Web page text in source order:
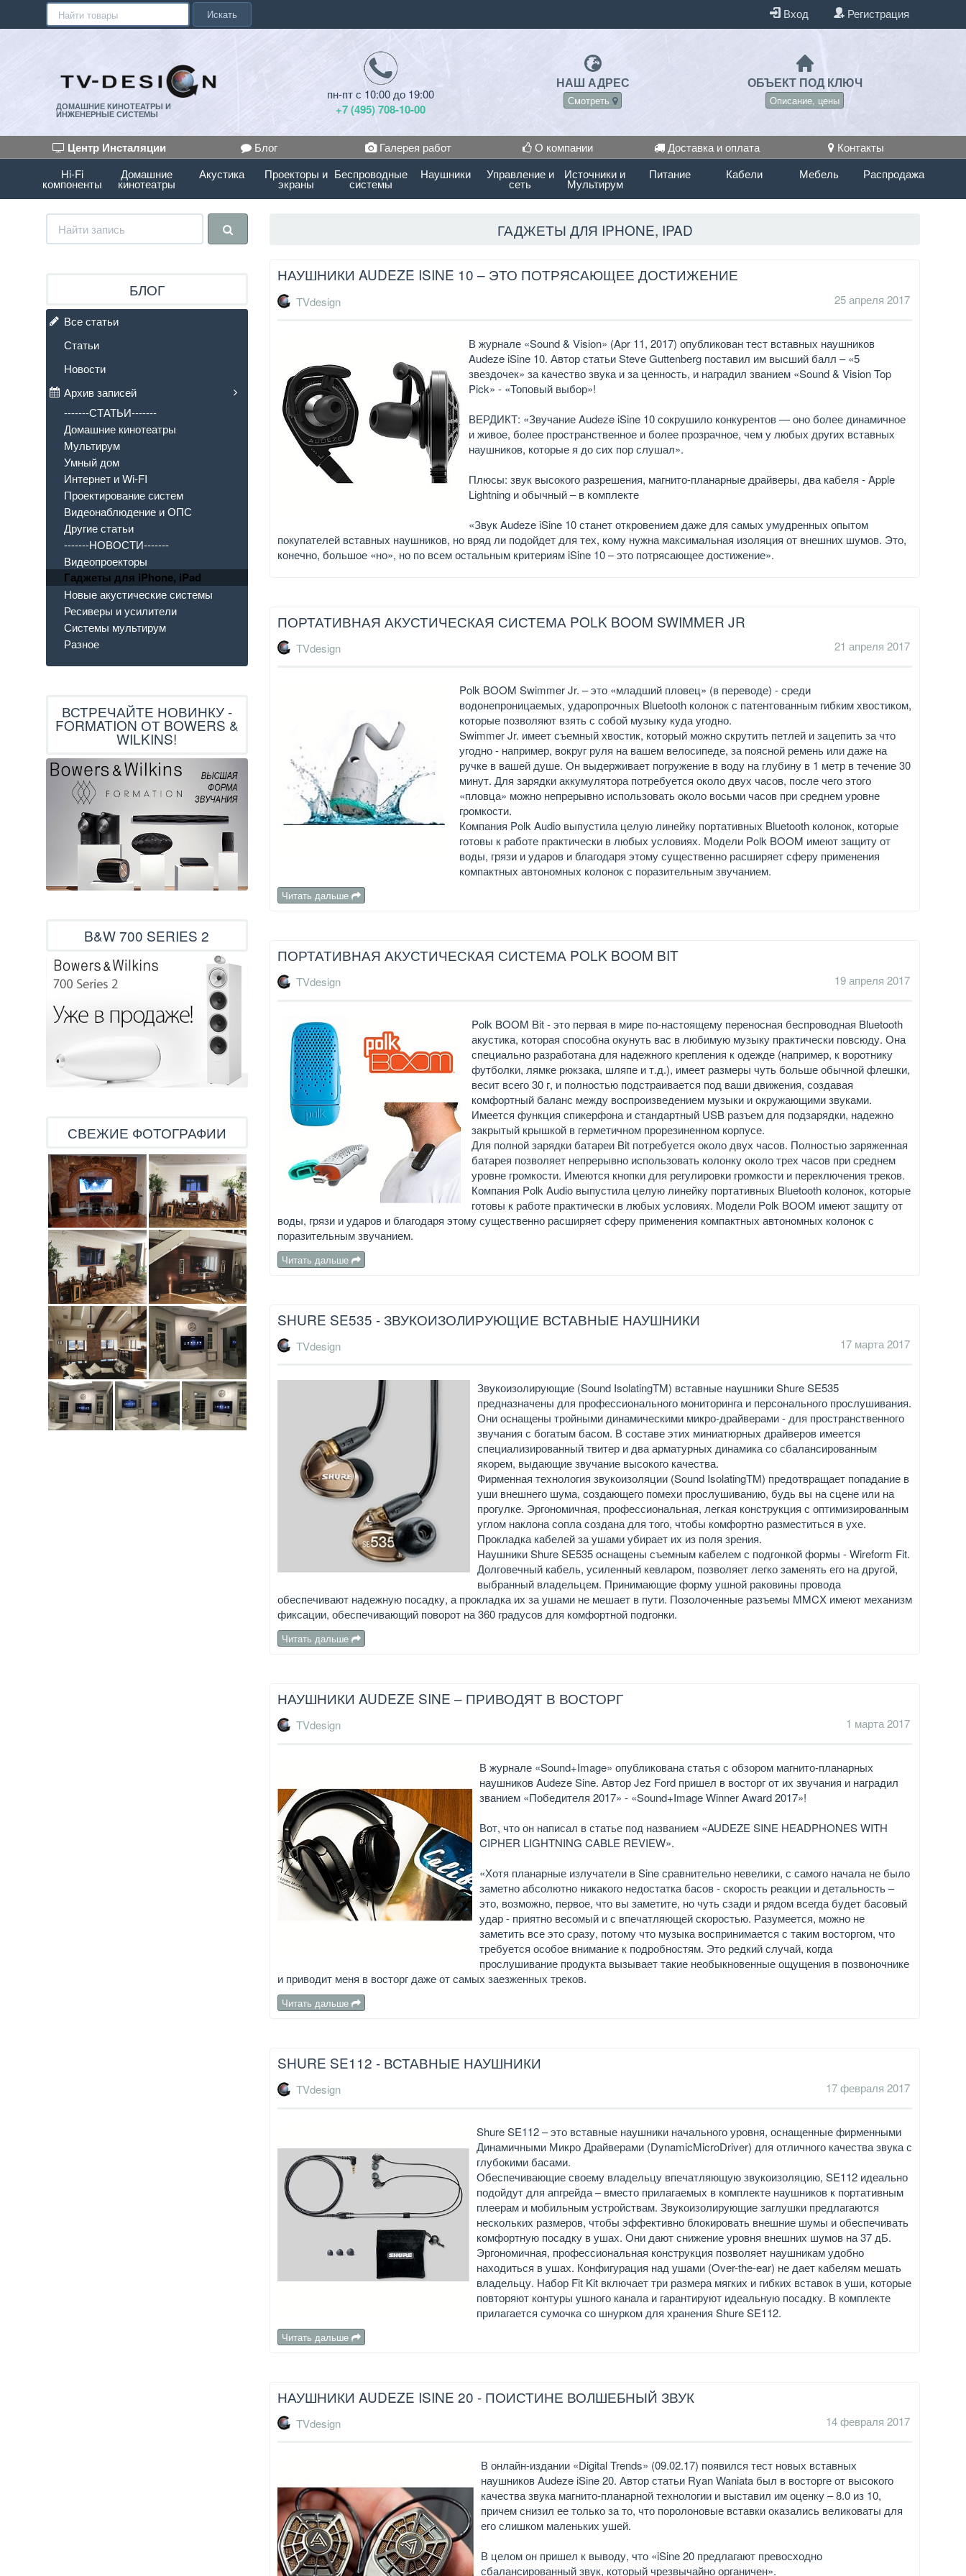
Искать Вход Регистрация
ДОМАШНИЕ КИНОТЕАТРЫ И
ИНЖЕНЕРНЫЕ СИСТЕМЫ
пн-пт с 10:00 до 19:00
+7 (495) 708-10-00
НАШ АДРЕС
Смотреть
ОБЪЕКТ ПОД КЛЮЧ
Описание, цены
Центр Инсталяции Блог Галерея работ О компании Доставка и оплата
Контакты
Hi-Fi
компоненты
Домашние
кинотеатры
Акустика Проекторы и
экраны
Беспроводные
системы
Наушники Управление и
сеть
Источники и
Мультирум
Питание Кабели Мебель Распродажа
ГАДЖЕТЫ ДЛЯ IPHONE, IPAD
НАУШНИКИ AUDEZE ISINE 10 – ЭТО ПОТРЯСАЮЩЕЕ ДОСТИЖЕНИЕ
TVdesign 25 апреля 2017
В журнале «Sound & Vision» (Apr 11, 2017) опубликован тест вставных наушников
Audeze iSine 10. Автор статьи Steve Guttenberg поставил им высший балл – «5
звездочек» за качество звука и за ценность, и наградил званием «Sound & Vision Top
Pick» - «Топовый выбор»!
ВЕРДИКТ: «Звучание Audeze iSine 10 сокрушило конкурентов — оно более динамичное
и живое, более пространственное и более прозрачное, чем у любых других вставных
наушников, которые я до сих пор слушал».
Плюсы: звук высокого разрешения, магнито-планарные драйверы, два кабеля - Apple
Lightning и обычный – в комплекте
«Звук Audeze iSine 10 станет откровением даже для самых умудренных опытом
покупателей вставных наушников, но вряд ли подойдет для тех, кому нужна максимальная изоляция от внешних шумов. Это,
конечно, большое «но», но по всем остальным критериям iSine 10 – это потрясающее достижение».
ПОРТАТИВНАЯ АКУСТИЧЕСКАЯ СИСТЕМА POLK BOOM SWIMMER JR
TVdesign 21 апреля 2017
Polk BOOM Swimmer Jr. – это «младший пловец» (в переводе) - среди
водонепроницаемых, ударопрочных Bluetooth колонок с патентованным гибким хвостиком,
которые позволяют взять с собой музыку куда угодно.
Swimmer Jr. имеет съемный хвостик, который можно скрутить петлей и зацепить за что
угодно - например, вокруг руля на вашем велосипеде, за поясной ремень или даже на
ручке в вашей душе. Он выдерживает погружение в воду на глубину в 1 метр в течение 30
минут. Для зарядки аккумулятора потребуется около двух часов, после чего этого
«пловца» можно непрерывно использовать около восьми часов при среднем уровне
громкости.
Компания Polk Audio выпустила целую линейку портативных Bluetooth колонок, которые
готовы к работе практически в любых условиях. Модели Polk BOOM имеют защиту от
воды, грязи и ударов и благодаря этому существенно расширяет сферу применения
компактных автономных колонок с поразительным звучанием.
Читать дальше
ПОРТАТИВНАЯ АКУСТИЧЕСКАЯ СИСТЕМА POLK BOOM BIT
TVdesign 19 апреля 2017
Polk BOOM Bit - это первая в мире по-настоящему переносная беспроводная Bluetooth
акустика, которая способна окунуть вас в любимую музыку практически повсюду. Она
специально разработана для надежного крепления к одежде (например, к воротнику
футболки, лямке рюкзака, шляпе и т.д.), имеет размеры чуть больше обычной флешки,
весит всего 30 г, и полностью подстраивается под ваши движения, создавая
комфортный баланс между воспроизведением музыки и окружающими звуками.
Имеется функция спикерфона и стандартный USB разъем для подзарядки, надежно
закрытый крышкой в герметичном прорезиненном корпусе.
Для полной зарядки батареи Bit потребуется около двух часов. Полностью заряженная
батарея позволяет непрерывно использовать колонку около трех часов при среднем
уровне громкости. Имеются кнопки для регулировки громкости и переключения треков.
Компания Polk Audio выпустила целую линейку портативных Bluetooth колонок, которые
готовы к работе практически в любых условиях. Модели Polk BOOM имеют защиту от
воды, грязи и ударов и благодаря этому существенно расширяет сферу применения компактных автономных колонок с
поразительным звучанием.
Читать дальше
SHURE SE535 - ЗВУКОИЗОЛИРУЮЩИЕ ВСТАВНЫЕ НАУШНИКИ
TVdesign 17 марта 2017
Звукоизолирующие (Sound IsolatingTM) вставные наушники Shure SE535
предназначены для профессионального мониторинга и персонального прослушивания.
Они оснащены тройными динамическими микро-драйверами - для пространственного
звучания с богатым басом. В составе этих миниатюрных драйверов имеется
специализированный твитер и два арматурных динамика со сбалансированным
якорем, выдающие звучание высокого качества.
Фирменная технология звукоизоляции (Sound IsolatingTM) предотвращает попадание в
уши внешнего шума, создающего помехи прослушиванию, будь вы на сцене или на
прогулке. Эргономичная, профессиональная, легкая конструкция с оптимизированным
углом наклона сопла создана для того, чтобы комфортно разместиться в ухе.
Прокладка кабелей за ушами убирает их из поля зрения.
Наушники Shure SE535 оснащены съемным кабелем с подгонкой формы - Wireform Fit.
Долговечный кабель, усиленный кевларом, позволяет легко заменять его на другой,
выбранный владельцем. Принимающие форму ушной раковины провода
обеспечивают надежную посадку, а прокладка их за ушами не мешает в пути. Позолоченные разъемы MMCX имеют механизм
фиксации, обеспечивающий поворот на 360 градусов для комфортной подгонки.
Читать дальше
НАУШНИКИ AUDEZE SINE – ПРИВОДЯТ В ВОСТОРГ
TVdesign 1 марта 2017
В журнале «Sound+Image» опубликована статья с обзором магнито-планарных
наушников Audeze Sine. Автор Jez Ford пришел в восторг от их звучания и наградил
званием «Победителя 2017» - «Sound+Image Winner Award 2017»!
Вот, что он написал в статье под названием «AUDEZE SINE HEADPHONES WITH
CIPHER LIGHTNING CABLE REVIEW».
«Хотя планарные излучатели в Sine сравнительно невелики, с самого начала не было
заметно абсолютно никакого недостатка басов - скорость реакции и детальность –
это, возможно, первое, что вы заметите, но чуть сзади и рядом всегда будет басовый
удар - приятно весомый и с впечатляющей скоростью. Разумеется, можно не
заметить все это сразу, потому что музыка воспринимается с таким восторгом, что
требуется особое внимание к подробностям. Это редкий случай, когда
прослушивание продукта вызывает такие необыкновенные ощущения в позвоночнике
и приводит меня в восторг даже от самых заезженных треков.
Читать дальше
SHURE SE112 - ВСТАВНЫЕ НАУШНИКИ
TVdesign 17 февраля 2017
Shure SE112 – это вставные наушники начального уровня, оснащенные фирменными
Динамичными Микро Драйверами (DynamicMicroDriver) для отличного качества звука с
глубокими басами.
Обеспечивающие своему владельцу впечатляющую звукоизоляцию, SE112 идеально
подойдут для апгрейда – вместо прилагаемых в комплекте наушников к портативным
плеерам и мобильным устройствам. Звукоизолирующие заглушки предлагаются
нескольких размеров, чтобы эффективно блокировать внешние шумы и обеспечивать
комфортную посадку в ушах. Они дают снижение уровня внешних шумов на 37 дБ.
Эргономичная, профессиональная конструкция позволяет наушникам удобно
находиться в ушах. Конфигурация над ушами (Over-the-ear) не дает кабелям мешать
владельцу. Набор Fit Kit включает три размера мягких и гибких вставок в уши, которые
повторяют контуры ушного канала и гарантируют идеальную посадку. В комплекте
прилагается сумочка со шнурком для хранения Shure SE112.
Читать дальше
НАУШНИКИ AUDEZE ISINE 20 - ПОИСТИНЕ ВОЛШЕБНЫЙ ЗВУК
TVdesign 14 февраля 2017
В онлайн-издании «Digital Trends» (09.02.17) появился тест новых вставных
наушников Audeze iSine 20. Автор статьи Ryan Waniata был в восторге от высокого
качества звука магнито-планарной технологии и выставил им оценку – 8.0 из 10,
причем снизил ее только за то, что поролоновые вставки оказались великоваты для
его слишком маленьких ушей.
В целом он пришел к выводу, что «iSine 20 предлагают превосходно
сбалансированный звук, который чрезвычайно органичен».
БЛОГ
Все статьи
Статьи
Новости
Архив записей
-------СТАТЬИ-------
Домашние кинотеатры
Мультирум
Умный дом
Интернет и Wi-FI
Проектирование систем
Видеонаблюдение и ОПС
Другие статьи
-------НОВОСТИ-------
Видеопроекторы
Гаджеты для iPhone, iPad
Новые акустические системы
Ресиверы и усилители
Системы мультирум
Разное
ВСТРЕЧАЙТЕ НОВИНКУ -
FORMATION ОТ BOWERS &
WILKINS!
B&W 700 SERIES 2
СВЕЖИЕ ФОТОГРАФИИ